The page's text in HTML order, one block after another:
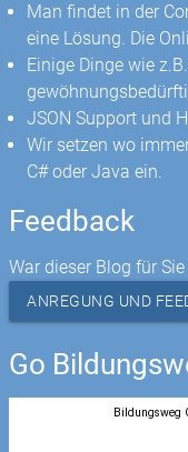
Man findet in der
eine Lösung. Die
Einige Dinge wie
JSON Support und
Wir setzen wo
C# oder Java ein.
Feedback
War dieser Blog für
ANREGUNG UND
Go